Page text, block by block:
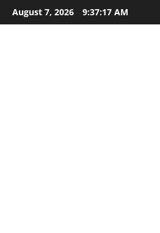
Skip
to
August 7, 2026 9:37:18 AM